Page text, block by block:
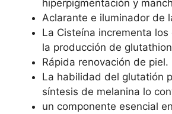
hiperpigmentación y
Aclarante e iluminador de
La Cisteína incrementa
la producción de
Rápida renovación de piel.
La habilidad del glutatión
síntesis de melanina lo
un componente esencial